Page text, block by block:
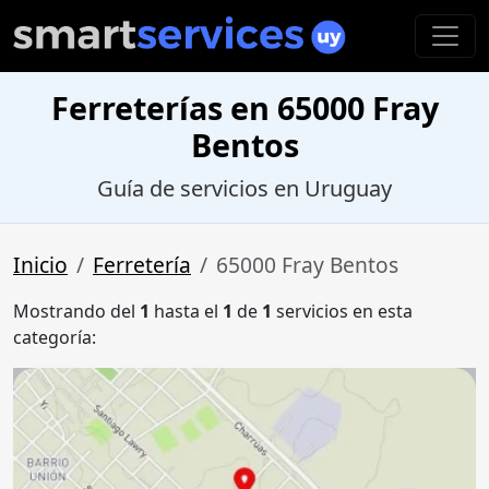
Ferreterías en 65000 Fray
Bentos
Guía de servicios en Uruguay
Inicio Ferretería 65000 Fray Bentos
Mostrando del 1 hasta el 1 de 1 servicios en esta
categoría: